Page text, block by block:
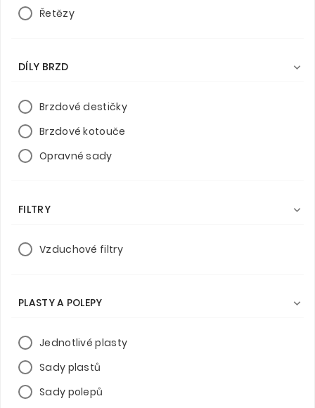
Řetězy
DÍLY BRZD 
Brzdové destičky
Brzdové kotouče
Opravné sady
FILTRY 
Vzduchové filtry
PLASTY A POLEPY 
Jednotlivé plasty
Sady plastů
Sady polepů